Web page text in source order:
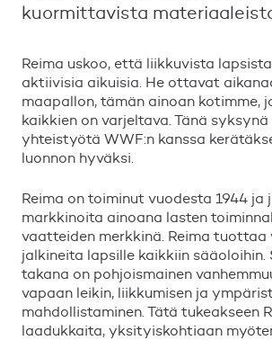
kuormittavista
Reima uskoo, että liikkuvista
aktiivisia aikuisia. He ottavat
maapallon, tämän ainoan kotimme,
kaikkien on varjeltava. Tänä syksynä
yhteistyötä WWF:n kanssa kerätä
luonnon hyväksi.
Reima on toiminut vuodesta 1944
markkinoita ainoana lasten
vaatteiden merkkinä. Reima
jalkineita lapsille kaikkiin sääoloihin.
takana on pohjoismainen
vapaan leikin, liikkumisen ja ympärist
mahdollistaminen. Tätä tukeakseen
laadukkaita, yksityiskohtiaan myö